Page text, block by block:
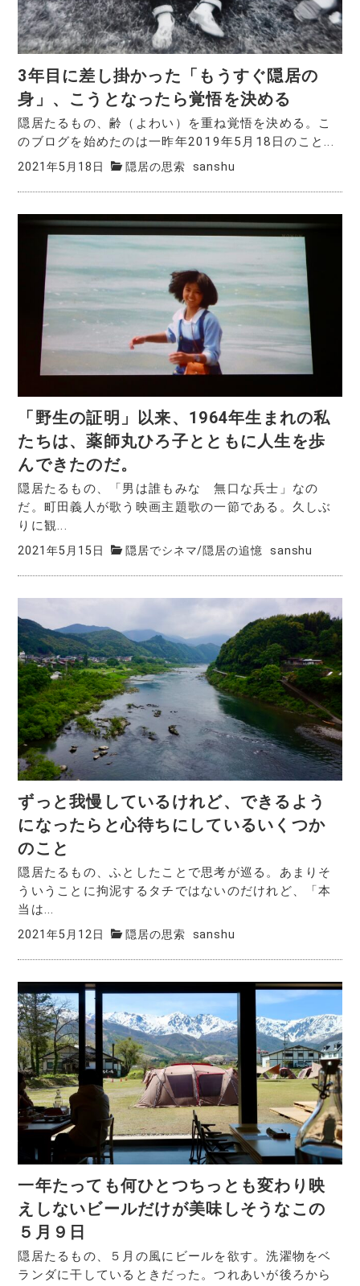
3年目に差し掛かった「もうすぐ隠居の
身」、こうとなったら覚悟を決める
隠居たるもの、齢（よわい）を重ね覚悟を決める。こ
のブログを始めたのは一昨年2019年5月18日のこと...
2021年5月18日 隠居の思索 sanshu
「野生の証明」以来、1964年生まれの私
たちは、薬師丸ひろ子とともに人生を歩
んできたのだ。
隠居たるもの、「男は誰もみな 無口な兵士」なの
だ。町田義人が歌う映画主題歌の一節である。久しぶ
りに観...
2021年5月15日 隠居でシネマ/隠居の追憶 sanshu
ずっと我慢しているけれど、できるよう
になったらと心待ちにしているいくつか
のこと
隠居たるもの、ふとしたことで思考が巡る。あまりそ
ういうことに拘泥するタチではないのだけれど、「本
当は...
2021年5月12日 隠居の思索 sanshu
一年たっても何ひとつちっとも変わり映
えしないビールだけが美味しそうなこの
５月９日
隠居たるもの、５月の風にビールを欲す。洗濯物をベ
ランダに干しているときだった。つれあいが後ろから